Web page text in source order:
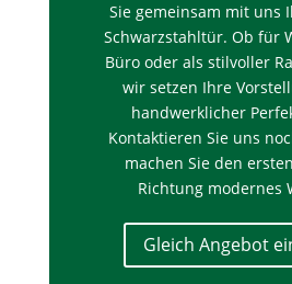
Sie gemeinsam mit uns
Schwarzstahltür. Ob für
Büro oder als stilvoller
wir setzen Ihre
handwerklicher
Kontaktieren Sie uns
machen Sie den
Richtung modernes
Gleich Angebot